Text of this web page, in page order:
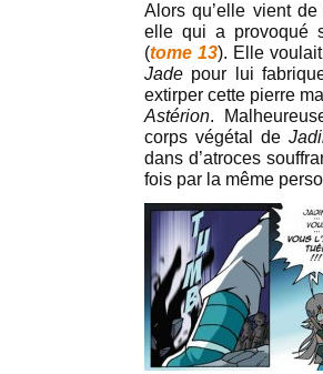
Alors qu’elle vient de
elle qui a provoqué
(tome 13). Elle
Jade pour lui
extirper cette pierre
Astérion.
corps végétal de
dans d’atroces
fois par la même